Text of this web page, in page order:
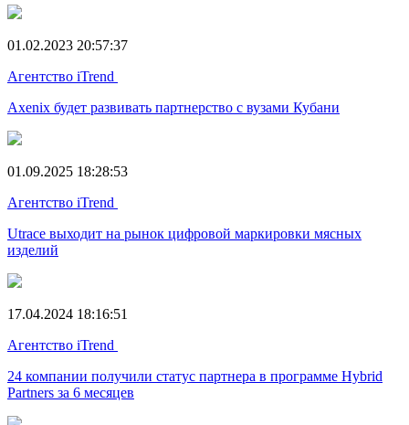
01.02.2023 20:57:37
Агентство iTrend
Axenix будет развивать партнерство с вузами Кубани
01.09.2025 18:28:53
Агентство iTrend
Utrace выходит на рынок цифровой маркировки мясных
изделий
17.04.2024 18:16:51
Агентство iTrend
24 компании получили статус партнера в программе Hybrid
Partners за 6 месяцев